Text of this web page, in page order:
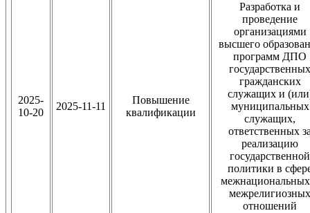
2025-
10-20
2025-11-11
Повышение
квалификации
Разработка и
проведение
организациями
высшего
программ ДПО
государственных
гражданских
служащих и
муниципальных
служащих,
ответственных
реализацию
государственной
политики в
межрелигиозных
отношений